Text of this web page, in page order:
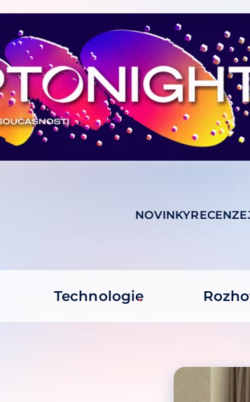
NOVINKYRECENZE
Technologie